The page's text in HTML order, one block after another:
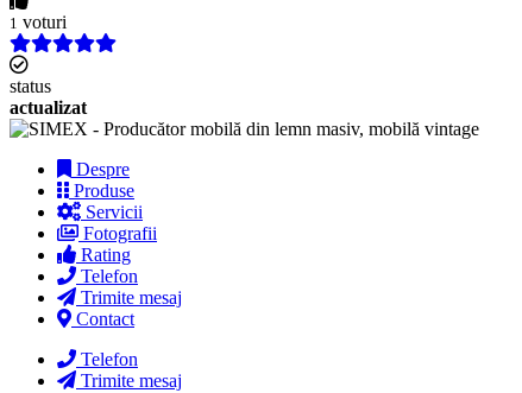
1 voturi
status
actualizat
Despre
Produse
Servicii
Fotografii
Rating
Telefon
Trimite mesaj
Contact
Telefon
Trimite mesaj